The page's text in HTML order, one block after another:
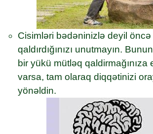
Cisimləri bədəninizlə deyil öncə
qaldırdığınızı unutmayın.
bir yükü mütləq qaldirmağınıza
varsa, tam olaraq diqqətinizi
yönəldin.